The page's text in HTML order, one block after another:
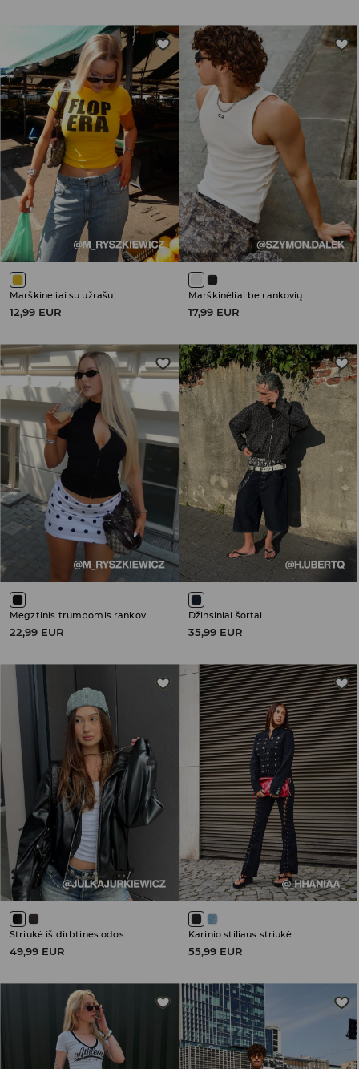
Marškinėliai su užrašu
12,99 EUR
Marškinėliai be rankovių
17,99 EUR
Megztinis trumpomis rankovėmis
22,99 EUR
Džinsiniai šortai
35,99 EUR
Striukė iš dirbtinės odos
49,99 EUR
Karinio stiliaus striukė
55,99 EUR